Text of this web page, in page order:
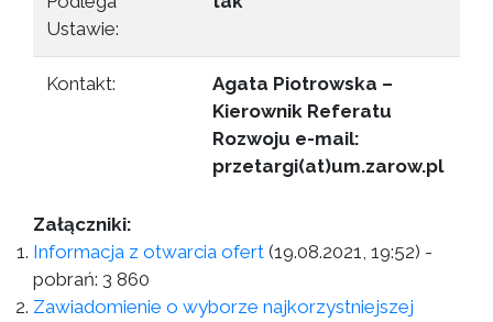
Ustawie:
Kontakt:
Agata Piotrowska –
Kierownik Referatu
Rozwoju e-mail:
przetargi(at)um.zarow.pl
Załączniki:
Informacja z otwarcia ofert (19.08.2021, 19:52) -
pobrań: 3 860
Zawiadomienie o wyborze najkorzystniejszej